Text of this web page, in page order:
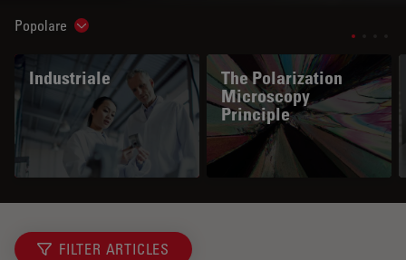
Popolare Show subnavigation
Industriale
The Polarization
Microscopy
Principle
FILTER ARTICLES